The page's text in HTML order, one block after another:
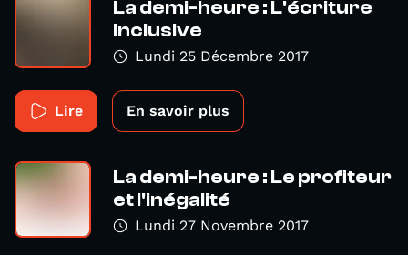
La demi-heure : L'écriture
inclusive
Lundi 25 Décembre 2017
Lire En savoir plus
La demi-heure : Le profiteur
et l'inégalité
Lundi 27 Novembre 2017